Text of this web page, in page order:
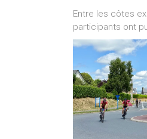
Entre les côtes
participants ont